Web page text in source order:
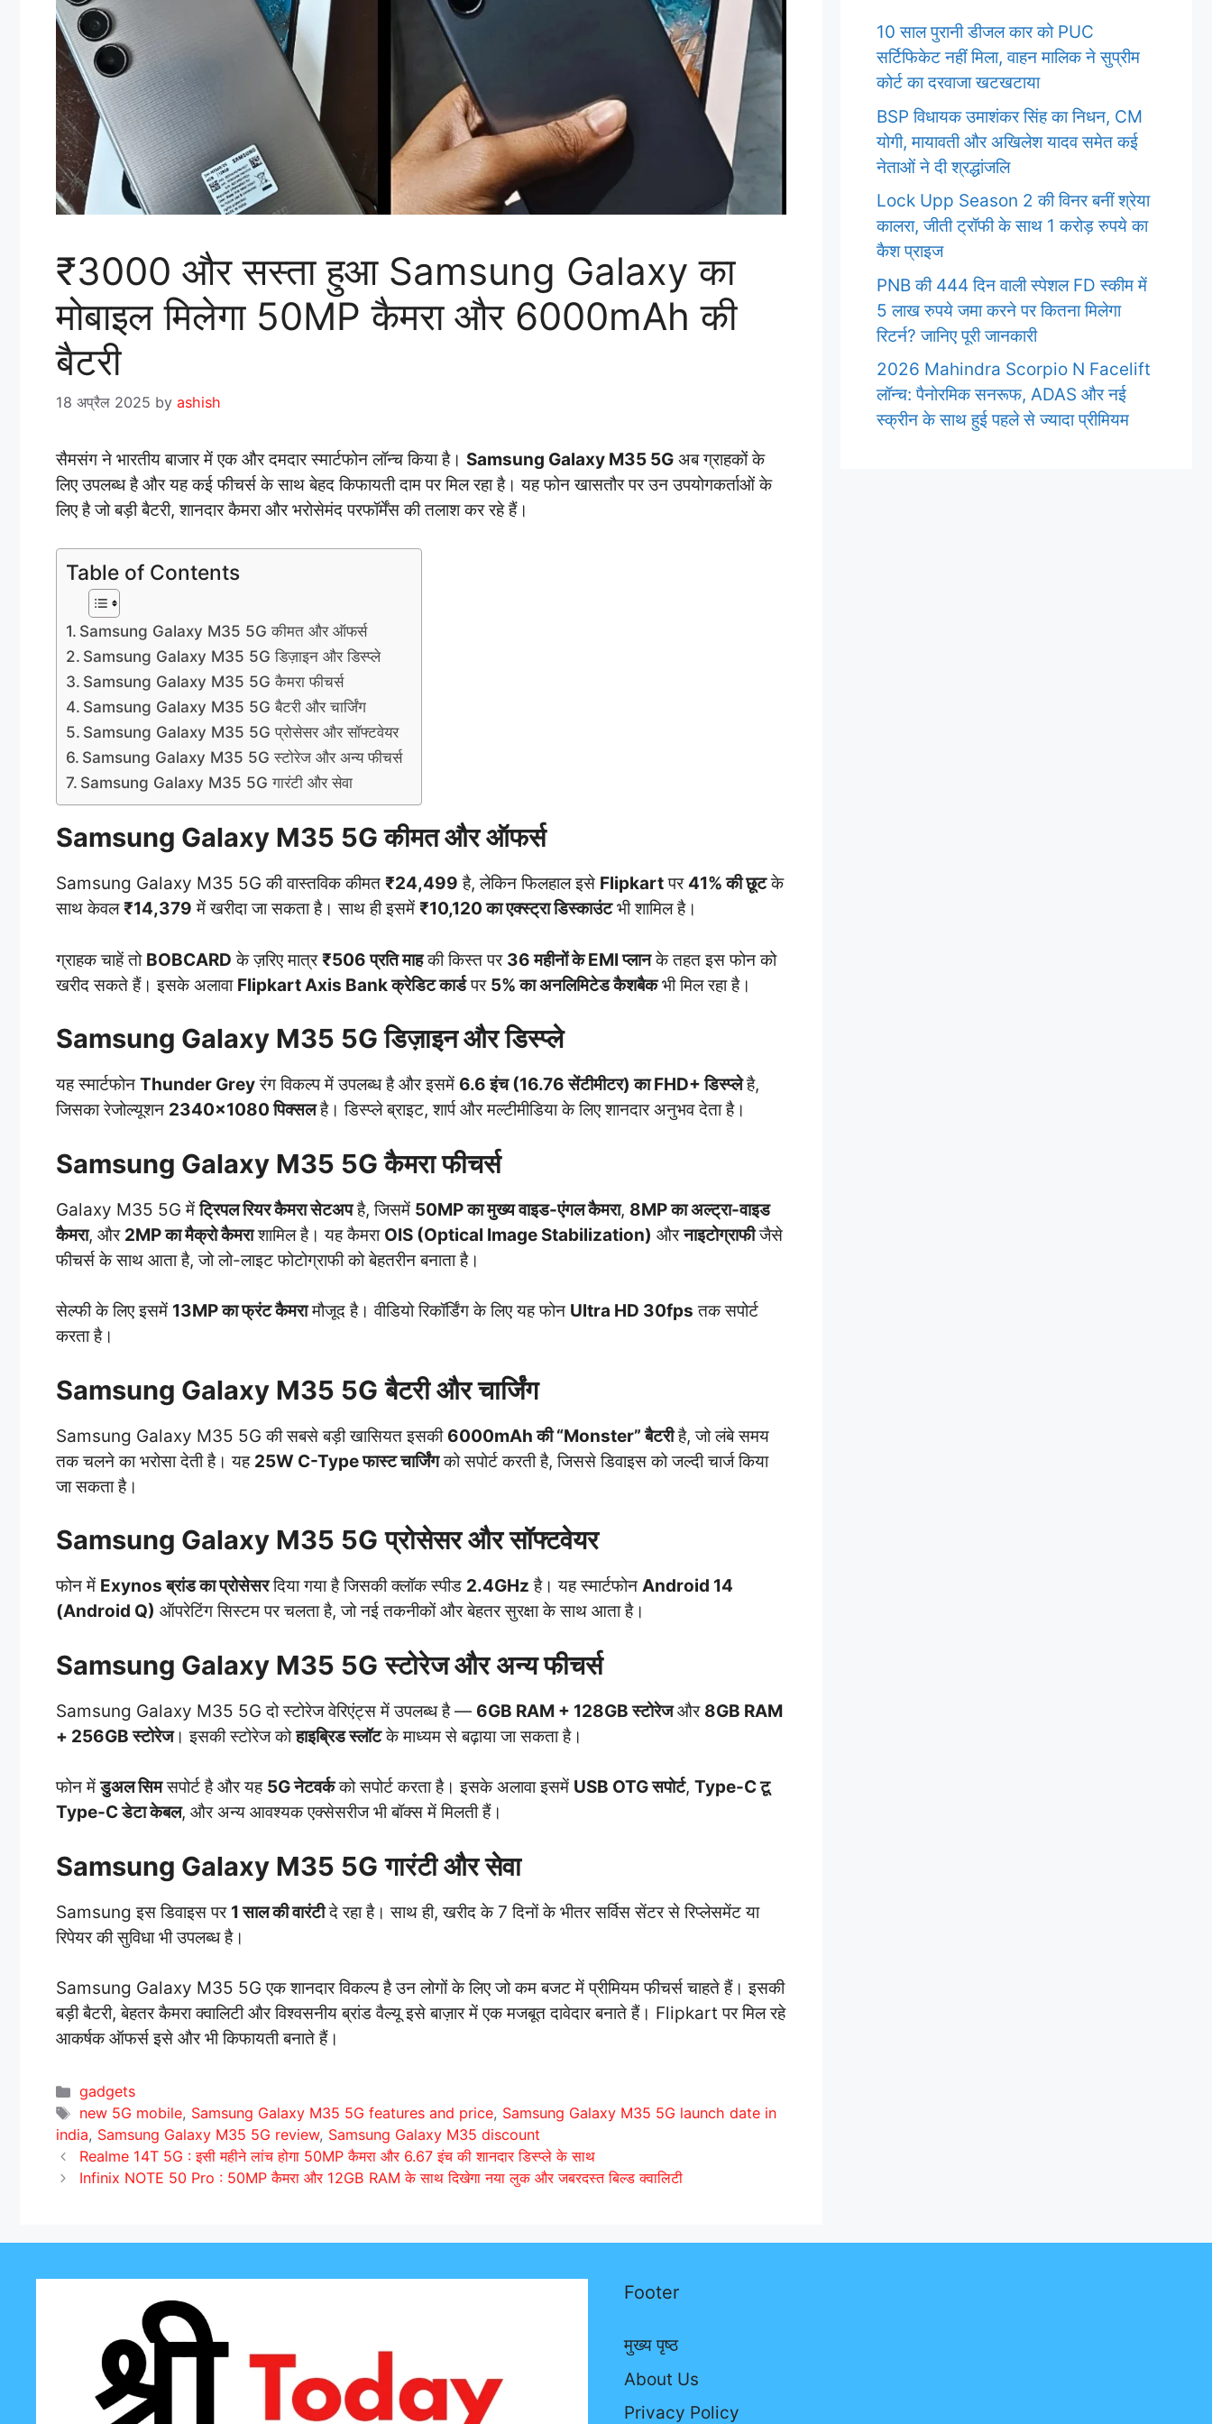
₹3000 और सस्ता हुआ Samsung Galaxy का
मोबाइल मिलेगा 50MP कैमरा और 6000mAh की
बैटरी
18 अप्रैल 2025 by ashish
सैमसंग ने भारतीय बाजार में एक और दमदार स्मार्टफोन लॉन्च किया है। Samsung Galaxy M35 5G अब ग्राहकों के
लिए उपलब्ध है और यह कई फीचर्स के साथ बेहद किफायती दाम पर मिल रहा है। यह फोन खासतौर पर उन उपयोगकर्ताओं के
लिए है जो बड़ी बैटरी, शानदार कैमरा और भरोसेमंद परफॉर्मेंस की तलाश कर रहे हैं।
Table of Contents
Samsung Galaxy M35 5G कीमत और ऑफर्स
Samsung Galaxy M35 5G डिज़ाइन और डिस्प्ले
Samsung Galaxy M35 5G कैमरा फीचर्स
Samsung Galaxy M35 5G बैटरी और चार्जिंग
Samsung Galaxy M35 5G प्रोसेसर और सॉफ्टवेयर
Samsung Galaxy M35 5G स्टोरेज और अन्य फीचर्स
Samsung Galaxy M35 5G गारंटी और सेवा
Samsung Galaxy M35 5G कीमत और ऑफर्स
Samsung Galaxy M35 5G की वास्तविक कीमत ₹24,499 है, लेकिन फिलहाल इसे Flipkartपर 41% की छूटके
साथ केवल₹14,379 में खरीदा जा सकता है। साथ ही इसमें ₹10,120 का एक्स्ट्रा डिस्काउंटभी शामिल है।
ग्राहक चाहें तो BOBCARD के ज़रिए मात्र₹506 प्रति माहकी किस्त पर 36 महीनों के EMI प्लानके तहत इस फोन को
खरीद सकते हैं। इसके अलावा Flipkart Axis Bank क्रेडिट कार्डपर 5% का अनलिमिटेड कैशबैकभी मिल रहा है।
Samsung Galaxy M35 5Gडिज़ाइन और डिस्प्ले
यह स्मार्टफोन Thunder Greyरंग विकल्प में उपलब्ध है और इसमें 6.6 इंच (16.76 सेंटीमीटर) का FHD+ डिस्प्लेहै,
जिसका रेजोल्यूशन 2340×1080 पिक्सलहै। डिस्प्ले ब्राइट, शार्प और मल्टीमीडिया के लिए शानदार अनुभव देता है।
Samsung Galaxy M35 5Gकैमरा फीचर्स
Galaxy M35 5G मेंट्रिपल रियर कैमरा सेटअपहै, जिसमें 50MP का मुख्य वाइड-एंगल कैमरा, 8MP का अल्ट्रा-वाइड
कैमरा, और 2MP का मैक्रो कैमराशामिल है। यह कैमरा OIS (Optical Image Stabilization) औरनाइटोग्राफीजैसे
फीचर्स के साथ आता है, जो लो-लाइट फोटोग्राफी को बेहतरीन बनाता है।
सेल्फी के लिए इसमें 13MP का फ्रंट कैमरामौजूद है। वीडियो रिकॉर्डिंग के लिए यह फोन Ultra HD 30fps तक सपोर्ट
करता है।
Samsung Galaxy M35 5G बैटरी और चार्जिंग
Samsung Galaxy M35 5G की सबसे बड़ी खासियत इसकी 6000mAh की “Monster” बैटरीहै, जो लंबे समय
तक चलने का भरोसा देती है। यह 25W C-Type फास्ट चार्जिंगको सपोर्ट करती है, जिससे डिवाइस को जल्दी चार्ज किया
जा सकता है।
Samsung Galaxy M35 5G प्रोसेसर और सॉफ्टवेयर
फोन में Exynos ब्रांड का प्रोसेसरदिया गया है जिसकी क्लॉक स्पीड 2.4GHz है। यह स्मार्टफोन Android 14
(Android Q) ऑपरेटिंग सिस्टम पर चलता है, जो नई तकनीकों और बेहतर सुरक्षा के साथ आता है।
Samsung Galaxy M35 5G स्टोरेज और अन्य फीचर्स
Samsung Galaxy M35 5G दो स्टोरेज वेरिएंट्स में उपलब्ध है — 6GB RAM + 128GB स्टोरेजऔर 8GB RAM
+ 256GB स्टोरेज। इसकी स्टोरेज कोहाइब्रिड स्लॉटके माध्यम से बढ़ाया जा सकता है।
फोन मेंडुअल सिमसपोर्ट है और यह 5G नेटवर्कको सपोर्ट करता है। इसके अलावा इसमें USB OTG सपोर्ट, Type-C टू
Type-C डेटा केबल, और अन्य आवश्यक एक्सेसरीज भी बॉक्स में मिलती हैं।
Samsung Galaxy M35 5G गारंटी और सेवा
Samsung इस डिवाइस पर 1 साल की वारंटीदे रहा है। साथ ही, खरीद के 7 दिनों के भीतर सर्विस सेंटर से रिप्लेसमेंट या
रिपेयर की सुविधा भी उपलब्ध है।
Samsung Galaxy M35 5G एक शानदार विकल्प है उन लोगों के लिए जो कम बजट में प्रीमियम फीचर्स चाहते हैं। इसकी
बड़ी बैटरी, बेहतर कैमरा क्वालिटी और विश्वसनीय ब्रांड वैल्यू इसे बाज़ार में एक मजबूत दावेदार बनाते हैं। Flipkart पर मिल रहे
आकर्षक ऑफर्स इसे और भी किफायती बनाते हैं।
C
a
t
e
g
i
gadgets
T
a
g
s
new 5G mobile, Samsung Galaxy M35 5G features and price, Samsung Galaxy M35 5G launch date in
india, Samsung Galaxy M35 5G review, Samsung Galaxy M35 discount
Realme 14T 5G : इसी महीने लांच होगा 50MP कैमरा और 6.67 इंच की शानदार डिस्प्ले के साथ
Infinix NOTE 50 Pro : 50MP कैमरा और 12GB RAM के साथ दिखेगा नया लुक और जबरदस्त बिल्ड क्वालिटी
10 साल पुरानी डीजल कार को PUC
सर्टिफिकेट नहीं मिला, वाहन मालिक ने सुप्रीम
कोर्ट का दरवाजा खटखटाया
BSP विधायक उमाशंकर सिंह का निधन, CM
योगी, मायावती और अखिलेश यादव समेत कई
नेताओं ने दी श्रद्धांजलि
Lock Upp Season 2 की विनर बनीं श्रेया
कालरा, जीती ट्रॉफी के साथ 1 करोड़ रुपये का
कैश प्राइज
PNB की 444 दिन वाली स्पेशल FD स्कीम में
5 लाख रुपये जमा करने पर कितना मिलेगा
रिटर्न? जानिए पूरी जानकारी
2026 Mahindra Scorpio N Facelift
लॉन्च: पैनोरमिक सनरूफ, ADAS और नई
स्क्रीन के साथ हुई पहले से ज्यादा प्रीमियम
Footer
मुख्य पृष्ठ
About Us
Privacy Policy